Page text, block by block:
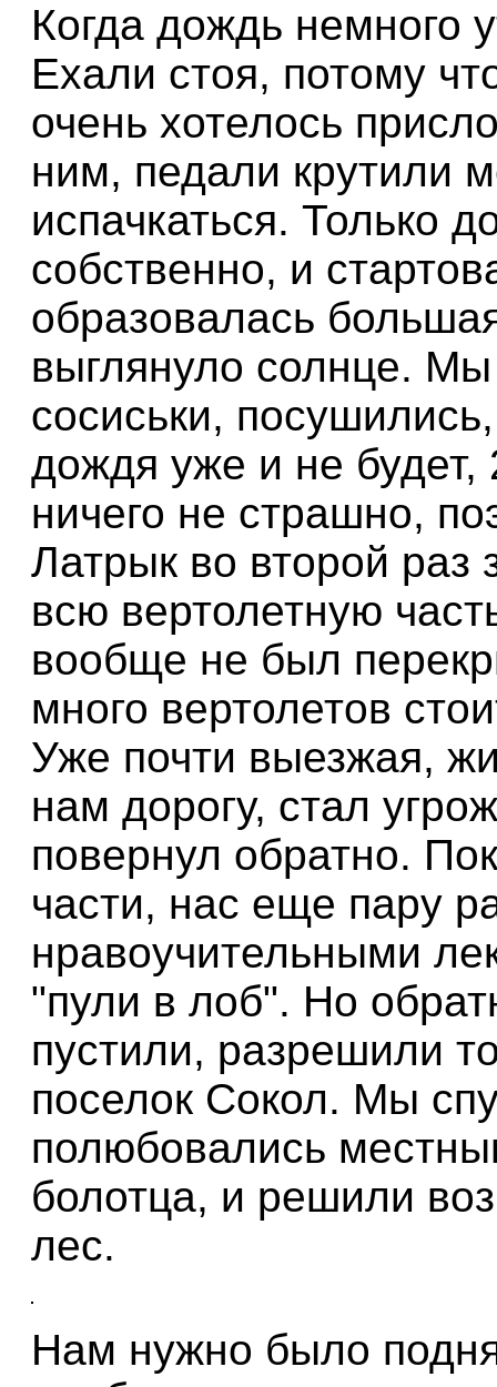
Когда дождь немного
Ехали стоя, потому
очень хотелось
ним, педали крутили
испачкаться. Только
собственно, и
образовалась
выглянуло солнце.
сосиськи,
дождя уже и не будет,
ничего не страшно,
Латрык во второй раз
всю вертолетную
вообще не был
много вертолетов
Уже почти выезжая,
нам дорогу, стал
повернул обратно.
части, нас еще пару
нравоучительными
"пули в лоб". Но
пустили, разрешили
поселок Сокол. Мы
полюбовались
болотца, и решили
лес.
Нам нужно было